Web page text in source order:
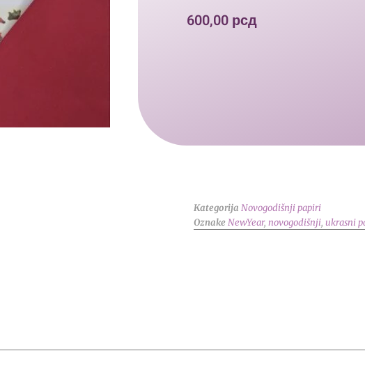
600,00 рсд
Kategorija Novogodišnji papiri
OznakeNewYear, novogodišnji, ukrasni